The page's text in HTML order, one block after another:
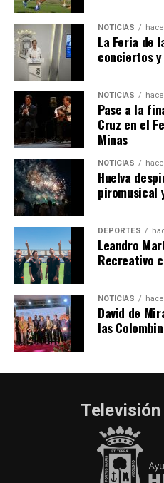
4º DÍA DE LAS FIESTAS
hace 1 semana ·Huelvatv
NOTICIAS
La Feria de
conciertos
NOTICIAS
Pase a la
Cruz en el
Minas
NOTICIAS
Huelva
piromusical
DEPORTES
Leandro
Recreativo
NOTICIAS
David de
las